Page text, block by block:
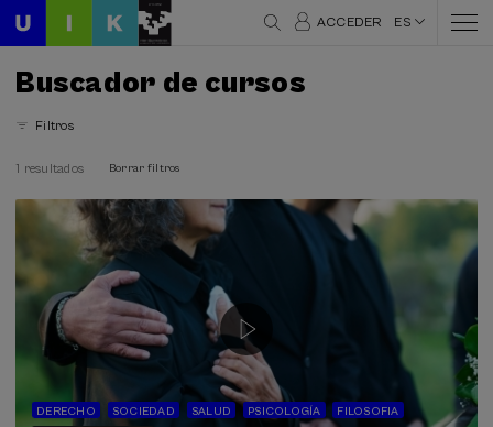
ACCEDER ES
Buscador de cursos
Filtros
1 resultados Borrar filtros
DERECHO SOCIEDAD SALUD PSICOLOGÍA
FILOSOFIA